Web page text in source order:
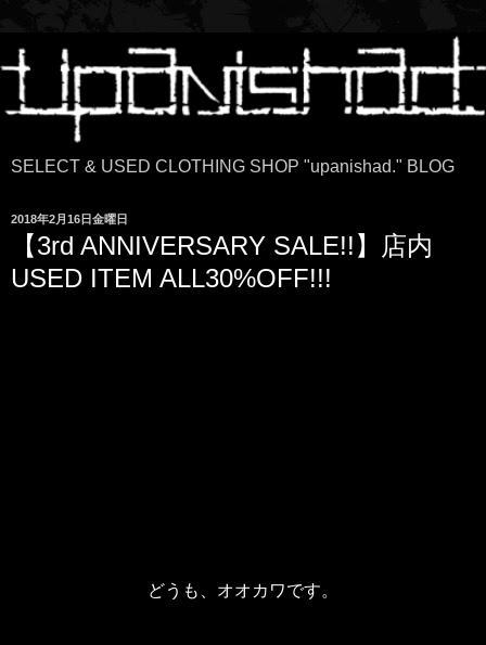
SELECT & USED CLOTHING SHOP "upanishad." BLOG
2018年2月16日金曜日
【3rd ANNIVERSARY SALE!!】店内
USED ITEM ALL30%OFF!!!
どうも、オオカワです。